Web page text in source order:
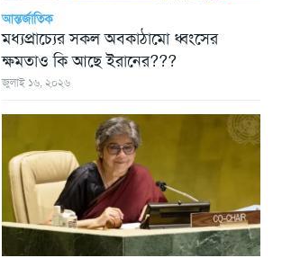
আন্তর্জাতিক
মধ্যপ্রাচ্যের সকল অবকাঠামো ধ্বংসের
ক্ষমতাও কি আছে ইরানের???
জুলাই ১৬, ২০২৬